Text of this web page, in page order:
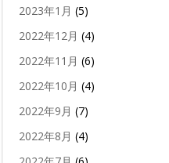
2023年1月 (5)
2022年12月 (4)
2022年11月 (6)
2022年10月 (4)
2022年9月 (7)
2022年8月 (4)